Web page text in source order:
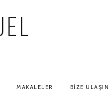
MAKALELER BIZE ULAŞIN